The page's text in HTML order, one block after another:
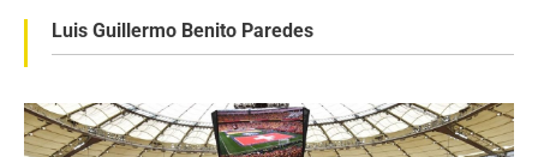
Luis Guillermo Benito Paredes